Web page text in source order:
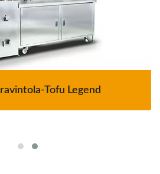
Tofu Legend